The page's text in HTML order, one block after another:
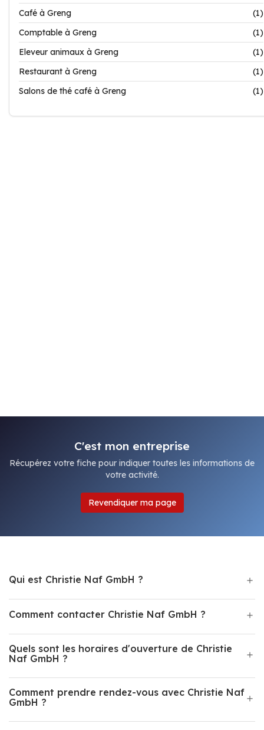
Café à Greng
(1)
Comptable à Greng
(1)
Eleveur animaux à Greng
(1)
Restaurant à Greng
(1)
Salons de thé café à Greng
(1)
C'est mon entreprise
Récupérez votre fiche pour indiquer toutes les informations de
votre activité.
Revendiquer ma page
Qui est Christie Naf GmbH ?
Comment contacter Christie Naf GmbH ?
Quels sont les horaires d'ouverture de Christie
Naf GmbH ?
Comment prendre rendez-vous avec Christie Naf
GmbH ?